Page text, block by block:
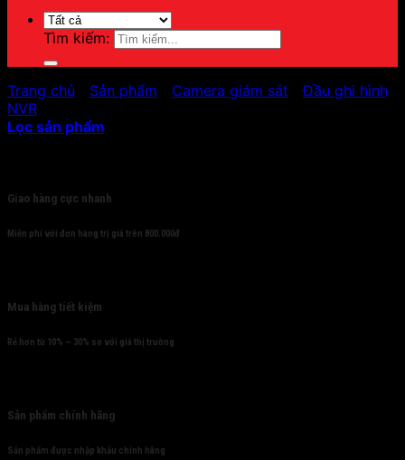
Tìm kiếm:
Trang chủ Sản phẩm Camera giám sát Đầu ghi hình
NVR
Lọc sản phẩm
Giao hàng cực nhanh
Miễn phí với đơn hàng trị giá trên 800.000đ
Mua hàng tiết kiệm
Rẻ hơn từ 10% – 30% so với giá thị trường
Sản phẩm chính hãng
Sản phẩm được nhập khẩu chính hãng